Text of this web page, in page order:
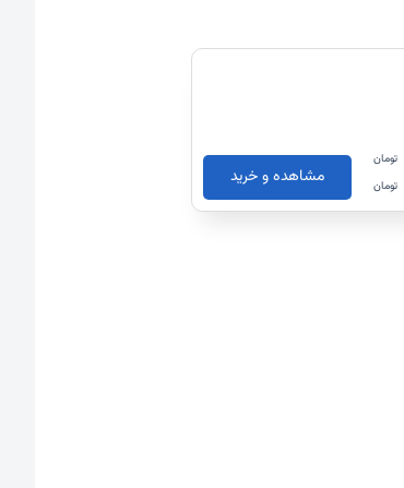
تومان
تومان مشاهده و خرید